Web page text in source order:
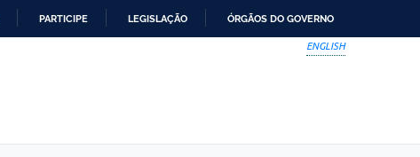
PARTICIPE LEGISLAÇÃO ÓRGÃOS DO GOVERNO
ENGLISH